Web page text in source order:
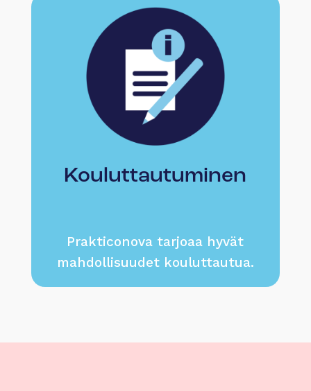
Kouluttautuminen
Prakticonova tarjoaa hyvät
mahdollisuudet kouluttautua.